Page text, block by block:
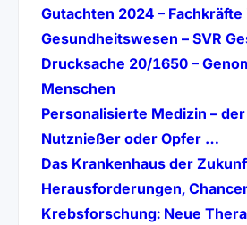
Gutachten 2024 – Fachkräfte
Gesundheitswesen – SVR
Drucksache 20/1650 –
Menschen(öffnet in neuem
Personalisierte Medizin –
Nutznießer oder Opfer …
Das Krankenhaus der
Herausforderungen,
Krebsforschung: Neue